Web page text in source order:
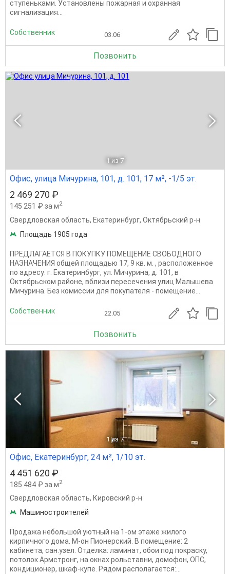
ступеньками. Установлены пожарная и охранная
сигнализация...
Собственник 03.06
Позвонить
1 из 7
Офис, улица Мичурина, 101, д. 101, 17 м², -1/5 эт.
2 469 270 ₽
145 251 ₽ за м2
Свердловская область, Екатеринбург, Октябрьский р-н
Площадь 1905 года
ПРЕДЛАГАЕТСЯ В ПОКУПКУ ПОМЕЩЕНИЕ СВОБОДНОГО
НАЗНАЧЕНИЯ общей площадью 17, 9 кв. м. , расположенное
по адресу: г. Екатеринбург, ул. Мичурина, д. 101, в
Октябрьском районе, вблизи пересечения улиц Малышева
Мичурина. Без комиссии для покупателя - помещение...
Собственник 22.05
Позвонить
1 из 7
Офис, Екатеринбург, 24 м², 1/10 эт.
4 451 620 ₽
185 484 ₽ за м2
Свердловская область, Кировский р-н
Машиностроителей
Продажа небольшой уютный на 1-ом этаже жилого
кирпичного дома. М-он Пионерский. В помещение: 2
кабинета, сан.узел. Отделка: ламинат, обои под покраску,
потолок Армстронг, на окнах рольставни, домофон, ОПС,
кондиционер, шкаф-купе. Рядом располагается:...